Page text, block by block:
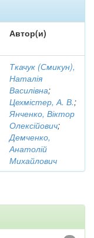
Автор(и)
Ткачук (Смикун),
Наталія
Василівна;
Цехмістер, А. В.;
Янченко, Віктор
Олексійович;
Демченко,
Анатолій
Михайлович